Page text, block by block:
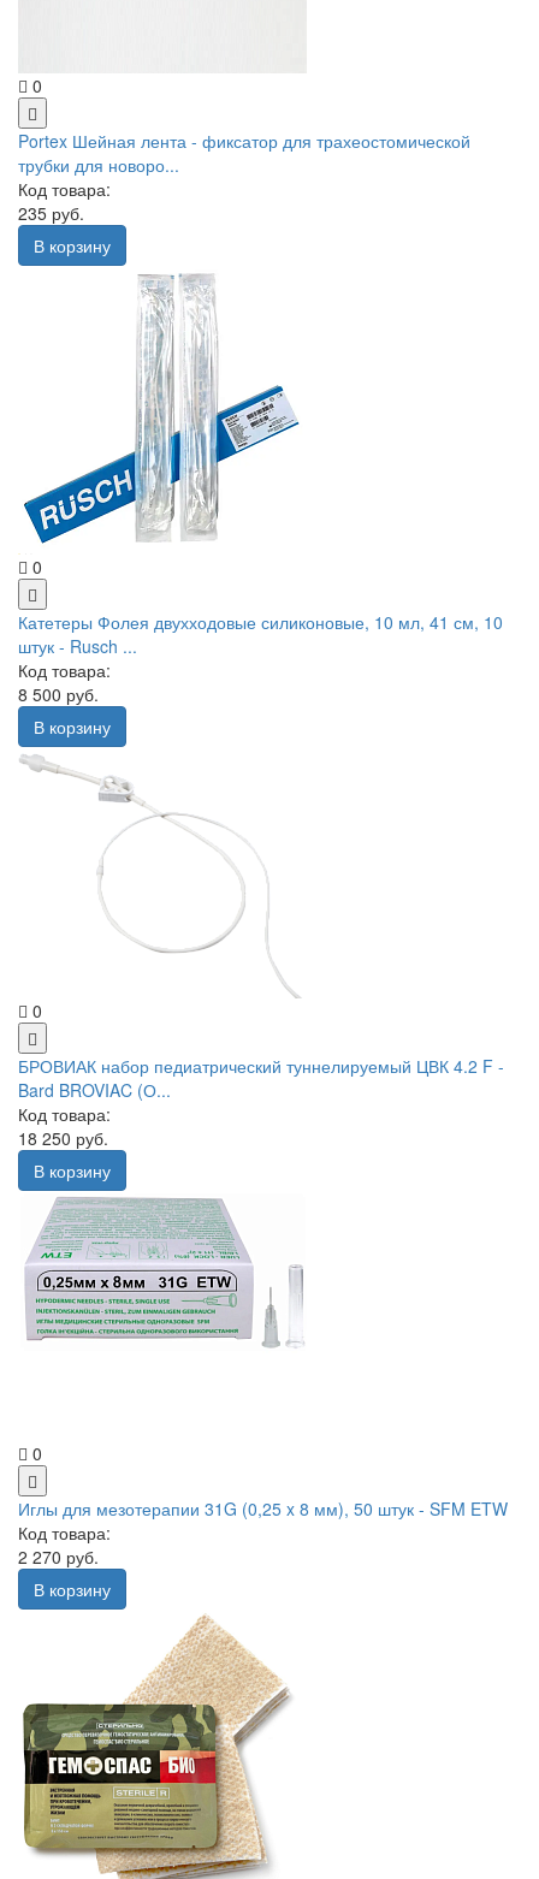
0
Portex Шейная лента - фиксатор для трахеостомической
трубки для новоро...
Код товара:
235 руб.
В корзину
0
Катетеры Фолея двухходовые силиконовые, 10 мл, 41 см, 10
штук - Rusch ...
Код товара:
8 500 руб.
В корзину
0
БРОВИАК набор педиатрический туннелируемый ЦВК 4.2 F -
Bard BROVIAC (О...
Код товара:
18 250 руб.
В корзину
0
Иглы для мезотерапии 31G (0,25 x 8 мм), 50 штук - SFM ETW
Код товара:
2 270 руб.
В корзину